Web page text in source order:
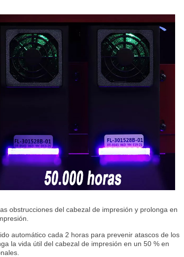
obstrucciones del cabezal de impresión y prolonga en
automático cada 2 horas para prevenir atascos de los
la vida útil del cabezal de impresión en un 50 % en